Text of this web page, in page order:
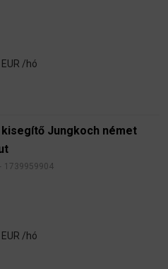
/hó
kisegítő Jungkoch német
1739959904
/hó